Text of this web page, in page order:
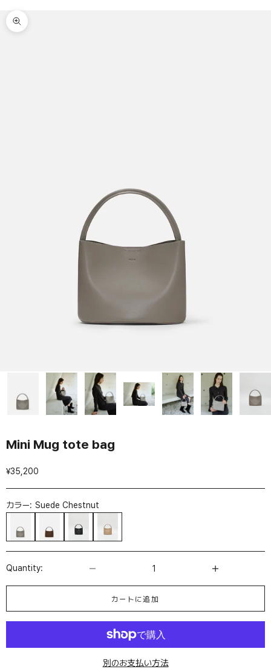
ズームイン
Mini Mug tote bag
セール価格
¥35,200
カラー: Suede Chestnut
Quantity:数量を減らす 数量を増やす
カートに追加
別のお支払い方法